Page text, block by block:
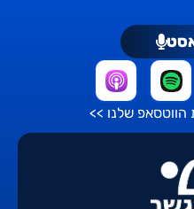
שלנו >>